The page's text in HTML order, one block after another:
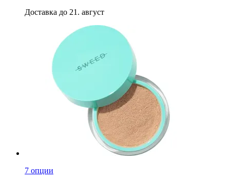
Доставка до 21. август
7 опции